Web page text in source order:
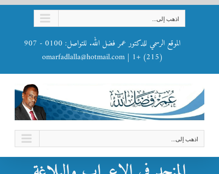
اذهب إلى...
الموقع الرسمي للدكتور عمر فضل الله. للتواصل: 0100 - 907
(215) +1
|
omarfadlalla@hotmail.com
اذهب إلى...